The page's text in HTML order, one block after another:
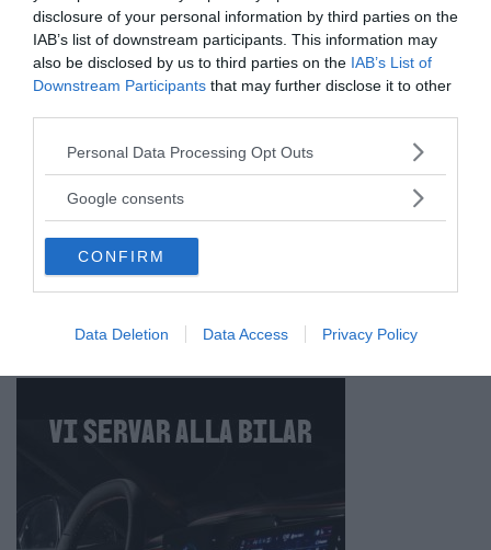
disclosure of your personal information by third parties on the
IAB’s list of downstream participants. This information may
also be disclosed by us to third parties on the IAB’s List of
Downstream Participants that may further disclose it to other
Please note that this website/app uses one or more Google
not limited to your visit or usage behaviour. You may click to
use your data for below specified purposes in below Google
consent section.
Personal Data Processing Opt Outs
Google consents
CONFIRM
Data Deletion Data Access Privacy Policy
Prenumerera på vårt nyhetsbrev
Få NewsVoice nyhets-mail
ANNONSER